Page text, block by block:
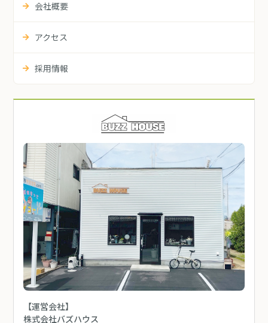
会社概要
アクセス
採用情報
【運営会社】
株式会社バズハウス